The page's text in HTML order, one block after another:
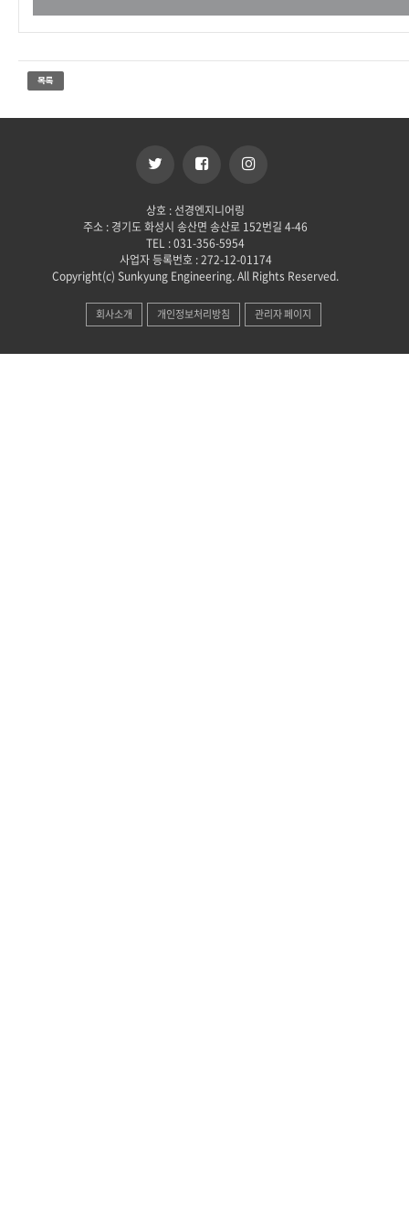
상호 : 선경엔지니어링
주소 : 경기도 화성시 송산면 송산로 152번길 4-46
TEL : 031-356-5954
사업자 등록번호 : 272-12-01174
Copyright(c) Sunkyung Engineering. All Rights Reserved.
회사소개 개인정보처리방침 관리자 페이지